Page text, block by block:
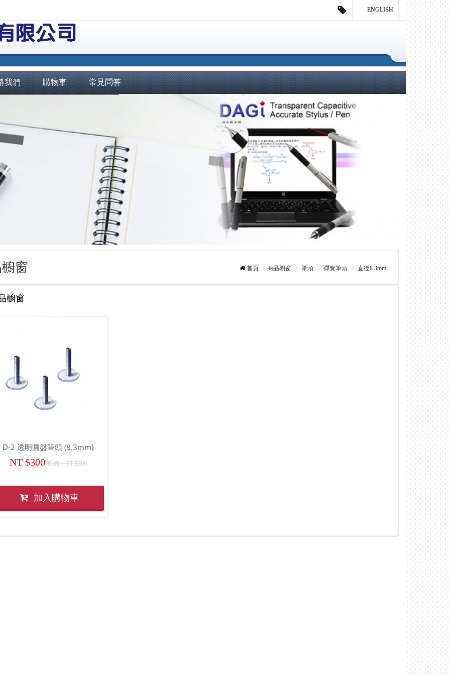
ENGLISH
我們 購物車 常見問答
窗 首頁 商品櫥窗 筆頭 彈簧筆頭 直徑8.3mm
櫥窗
D-2 透明圓盤筆頭 (8.3mm)
NT $300 原價：NT $300
加入購物車